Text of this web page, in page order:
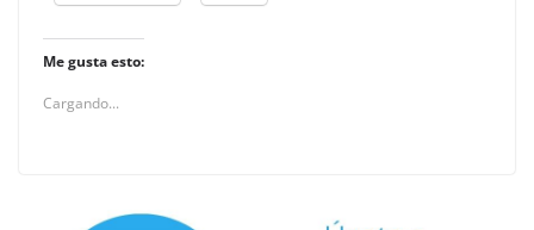
Me gusta esto:
Cargando...